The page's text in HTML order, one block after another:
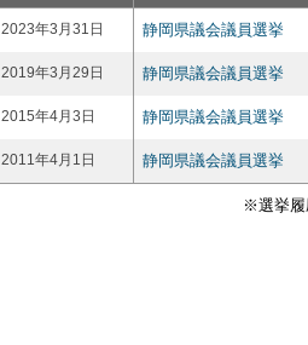
2023年3月31日 静岡県議会議員選挙
2019年3月29日 静岡県議会議員選挙
2015年4月3日 静岡県議会議員選挙
2011年4月1日 静岡県議会議員選挙
※選挙履